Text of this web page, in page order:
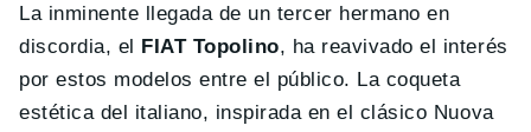
La inminente llegada de un tercer hermano en
discordia, el FIAT Topolino, ha reavivado el interés
por estos modelos entre el público. La coqueta
estética del italiano, inspirada en el clásico Nuova